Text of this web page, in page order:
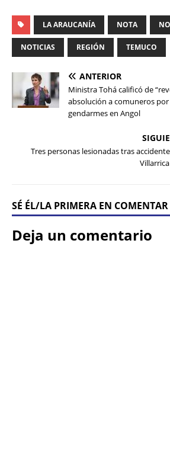
LA ARAUCANÍA NOTA
NOTICIAS REGIÓN TEMUCO
ANTERIOR
Ministra Tohá calificó de
absolución a comuneros
gendarmes en Angol
Tres personas lesionadas tras
SÉ ÉL/LA PRIMERA EN COMENTAR
Deja un comentario